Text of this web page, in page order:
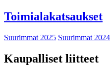
Toimialakatsaukset
Suurimmat 2025 Suurimmat 2024
Kaupalliset liitteet